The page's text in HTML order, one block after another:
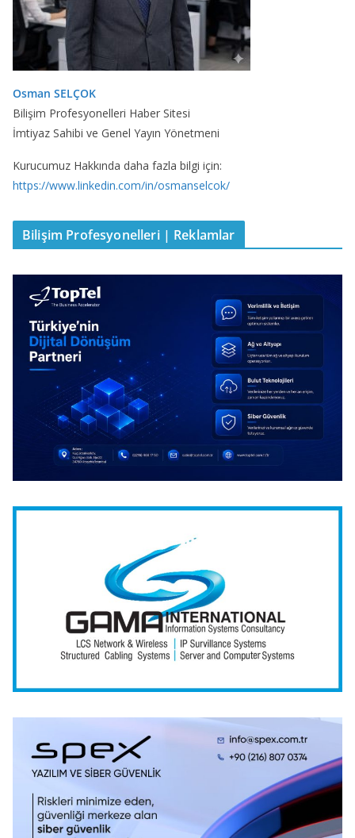
Osman SELÇOK
Bilişim Profesyonelleri Haber Sitesi
İmtiyaz Sahibi ve Genel Yayın Yönetmeni
Kurucumuz Hakkında daha fazla bilgi için:
https://www.linkedin.com/in/osmanselcok/
Bilişim Profesyonelleri | Reklamlar